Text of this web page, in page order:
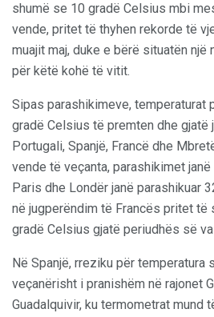
shumë se 10 gradë Celsius mbi
vende, pritet të thyhen rekorde të
muajit maj, duke e bërë situatën një
për këtë kohë të vitit.
Sipas parashikimeve, temperaturat
gradë Celsius të premten dhe gjatë
Portugali, Spanjë, Francë dhe
vende të veçanta, parashikimet
Paris dhe Londër janë parashikuar
në jugperëndim të Francës pritet të
gradë Celsius gjatë periudhës së
Në Spanjë, rreziku për temperatura
veçanërisht i pranishëm në rajonet
Guadalquivir, ku termometrat mund